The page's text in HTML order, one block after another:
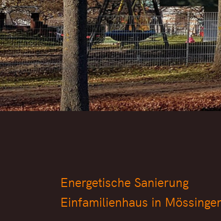
Energetische Sanierung
Einfamilienhaus in